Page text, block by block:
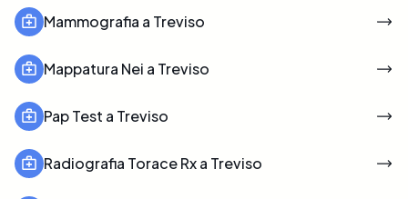
Mammografia a Treviso
Mappatura Nei a Treviso
Pap Test a Treviso
Radiografia Torace Rx a Treviso